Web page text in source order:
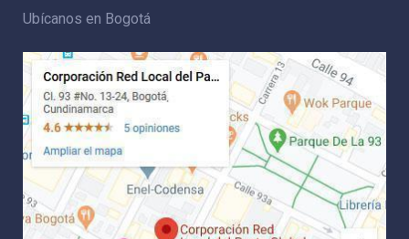
Ubícanos en Bogotá